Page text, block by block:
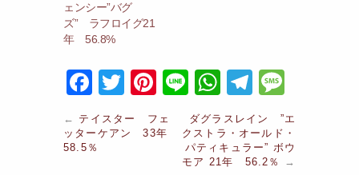
ェンシー”バグ
ズ” ラフロイグ21
年 56.8%
F
a
c
e
T
itt
Pi
er
Li
n
e
W
h
at
s
T
el
e
gr
s
s
← テイスター フェ
ッターケアン 33年
58.5％
ダグラスレイン ”エ
クストラ・オールド・
パティキュラー” ボウ
モア 21年 56.2％
→